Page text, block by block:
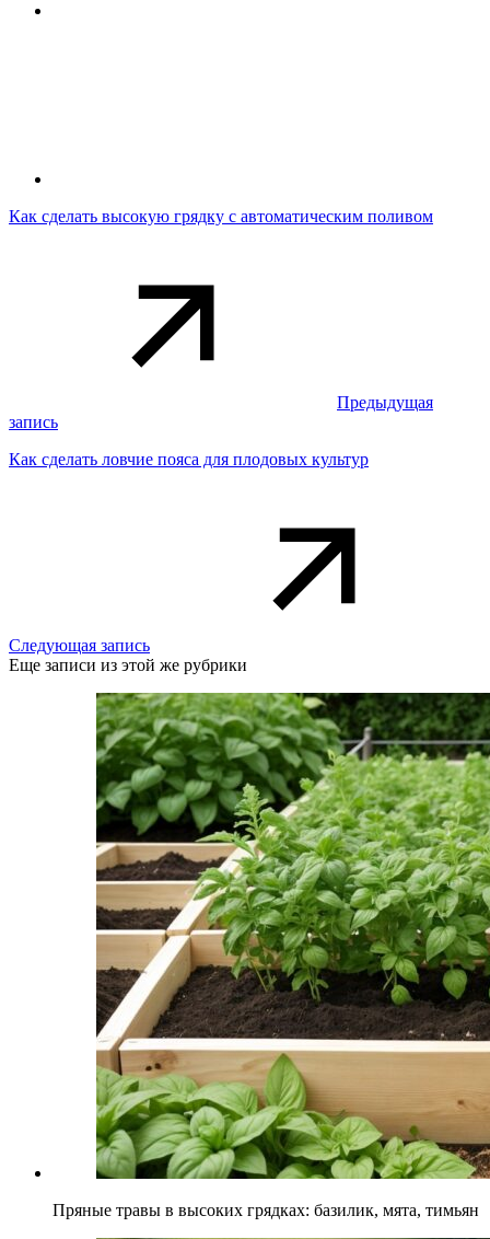
Как сделать высокую грядку с автоматическим поливом
Предыдущая
запись
Как сделать ловчие пояса для плодовых культур
Следующая запись
Еще записи из этой же рубрики
Пряные травы в высоких грядках: базилик, мята, тимьян